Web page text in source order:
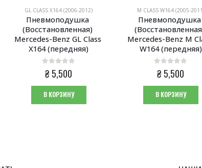
GL CLASS X164 (2006-2012)
Пневмоподушка
(Восстановленная)
Mercedes-Benz GL Class
X164 (передняя)
0из 5
₴5,500
В КОРЗИНУ
M CLASS W164 (2005-
Пневмоподушка
Mercedes-Benz M
W164 (передняя)
0из 5
₴5,500
В КОРЗИНУ